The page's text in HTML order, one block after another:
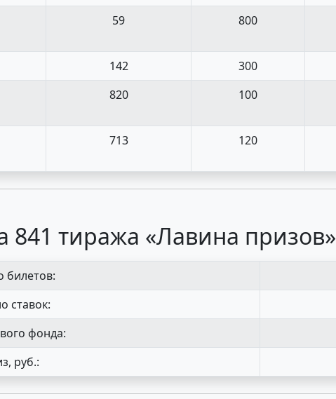
59 800
142 300
820 100
713 120
841 тиража «Лавина призов»
билетов:
ставок:
фонда:
руб.: